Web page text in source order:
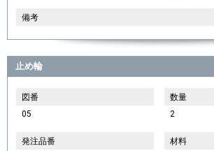
備考
止め輪
図番
05
数量
2
発注品番
材料